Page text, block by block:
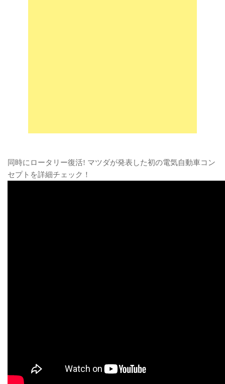
同時にロータリー復活! マツダが発表した初の電気自動車コン
セプトを詳細チェック！